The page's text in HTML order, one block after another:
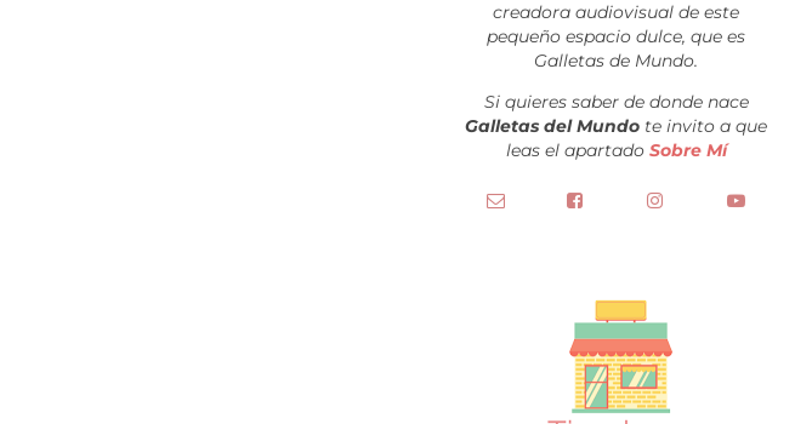
creadora audiovisual de este
pequeño espacio dulce, que es
Galletas de Mundo.
Si quieres saber de donde nace
Galletas del Mundo te invito a que
leas el apartado Sobre Mí